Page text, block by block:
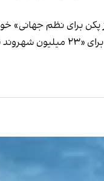
پکن برای نظم جهانی»
پیش از آن چو جونگ‌تای، نخست‌وزیر تایوان، بر استقلال تایوان و برخورداری آن از حاکمیت تاکید کرده و گفته بود واضح